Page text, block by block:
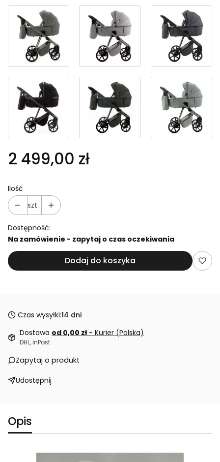
2 499,00 zł
Ilość
szt.
Dostępność:
Na zamówienie - zapytaj o czas oczekiwania
Dodaj do koszyka
Czas wysyłki:14 dni
Dostawa od 0,00 zł - Kurier (Polska)
DHL, InPost
Zapytaj o produkt
Udostępnij
Opis